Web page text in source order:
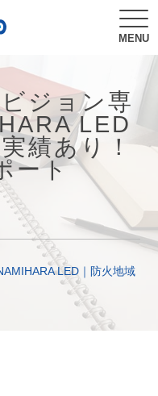
MENU
ジョン専
LED
績あり！
ート
LED｜防火地域